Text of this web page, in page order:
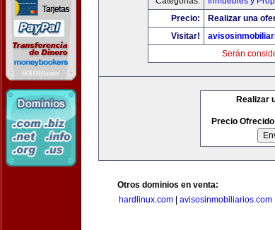
Precio:
Realizar una
Visitar!
Serán
Realizar
Precio
Otros dominios en venta:
hardlinux.com
avisosinmobiliarios.com